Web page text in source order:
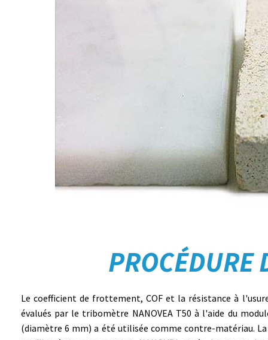
PROCÉDURE
Le coefficient de frottement, COF et la résistance à
évalués par le tribomètre NANOVEA T50 à l'aide du
(diamètre 6 mm) a été utilisée comme contre-matériau.